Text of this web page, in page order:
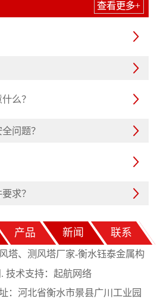
查看更多+



么？

问题？


求？
产品 新闻 联系
塔、测风塔厂家-衡水钰泰金属构
件有限公司. 技术支持： 起航网络